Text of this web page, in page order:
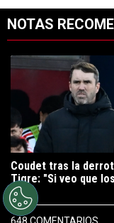
NOTAS
Un artículo de
Coudet tras la
Tigre: "Si veo que